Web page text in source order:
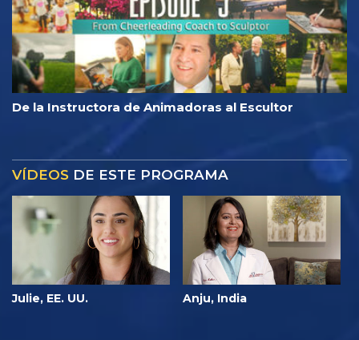
De la Instructora de Animadoras al Escultor
VÍDEOS DE ESTE PROGRAMA
Julie, EE. UU. Anju, India